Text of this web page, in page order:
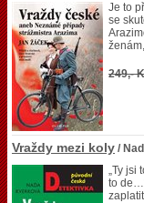
Je to
se
249,-
Vraždy mezi koly /
„Ty jsi
to